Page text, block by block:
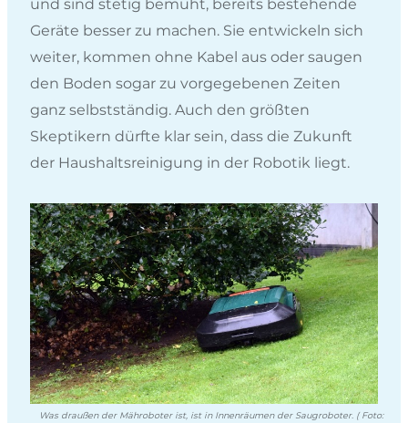
und sind stetig bemüht, bereits bestehende
Geräte besser zu machen. Sie entwickeln sich
weiter, kommen ohne Kabel aus oder saugen
den Boden sogar zu vorgegebenen Zeiten
ganz selbstständig. Auch den größten
Skeptikern dürfte klar sein, dass die Zukunft
der Haushaltsreinigung in der Robotik liegt.
Was draußen der Mähroboter ist, ist in Innenräumen der Saugroboter. ( Foto: